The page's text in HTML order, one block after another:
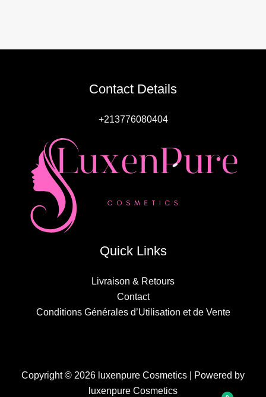
Contact Details
+213776080404
Quick Links
Livraison & Retours
Contact
Conditions Générales d’Utilisation et de Vente
Copyright © 2026 luxenpure Cosmetics | Powered by
luxenpure Cosmetics